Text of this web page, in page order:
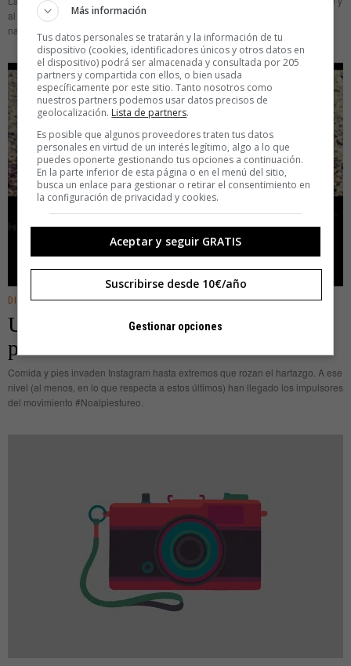
al otro lado del Atlántico desde hace años. Las empresas cierran, abren, se
nacionalizan y se fusionan diariamente. Entre
DIGITAL · ENTRETENIMIENTO
Un hashtag para acabar con el
piestureo
Comida y pies invaden Instagram hasta extremos que rozan el hartazgo. A ese
nivel (al menos, en lo que respecta a estos últimos) han llegado los impulsores
del movimiento #Noalpiestureo.
Más información
Tus datos personales se tratarán y la información de tu
dispositivo (cookies, identificadores únicos y otros datos en
el dispositivo) podrá ser almacenada y consultada por 205
partners y compartida con ellos, o bien usada
específicamente por este sitio. Tanto nosotros como
nuestros partners podemos usar datos precisos de
geolocalización. Lista de partners.
Es posible que algunos proveedores traten tus datos
personales en virtud de un interés legítimo, algo a lo que
puedes oponerte gestionando tus opciones a continuación.
En la parte inferior de esta página o en el menú del sitio,
busca un enlace para gestionar o retirar el consentimiento en
la configuración de privacidad y cookies.
Aceptar y seguir GRATIS
Suscribirse desde 10€/año
Gestionar opciones